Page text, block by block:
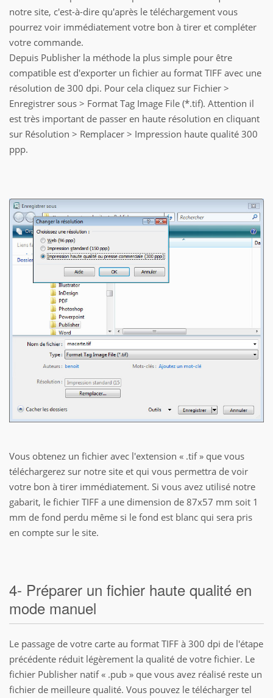
notre site, c'est-à-dire qu'après le téléchargement vous
pourrez voir immédiatement votre bon à tirer et compléter
votre commande.
Depuis Publisher la méthode la plus simple pour être
compatible est d'exporter un fichier au format TIFF avec une
résolution de 300 dpi. Pour cela cliquez sur Fichier >
Enregistrer sous > Format Tag Image File (*.tif). Attention il
est très important de passer en haute résolution en cliquant
sur Résolution > Remplacer > Impression haute qualité 300
ppp.
Vous obtenez un fichier avec l'extension « .tif » que vous
téléchargerez sur notre site et qui vous permettra de voir
votre bon à tirer immédiatement. Si vous avez utilisé notre
gabarit, le fichier TIFF a une dimension de 87x57 mm soit 1
mm de fond perdu même si le fond est blanc qui sera pris
en compte sur le site.
4- Préparer un fichier haute qualité en
mode manuel
Le passage de votre carte au format TIFF à 300 dpi de l'étape
précédente réduit légèrement la qualité de votre fichier. Le
fichier Publisher natif « .pub » que vous avez réalisé reste un
fichier de meilleure qualité. Vous pouvez le télécharger tel